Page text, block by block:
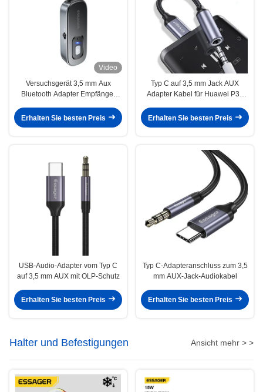
Video
Versuchsgerät 3,5 mm Aux
Bluetooth Adapter Empfänger
Erhalten Sie besten Preis
Typ C auf 3,5 mm Jack AUX
Adapter Kabel für Huawei P30
Earphone Audio Converter
Erhalten Sie besten Preis
USB-Audio-Adapter vom Typ C
auf 3,5 mm AUX mit OLP-Schutz
Erhalten Sie besten Preis
Typ C-Adapteranschluss zum 3,5
mm AUX-Jack-Audiokabel
Erhalten Sie besten Preis
Halter und Befestigungen Ansicht mehr > >